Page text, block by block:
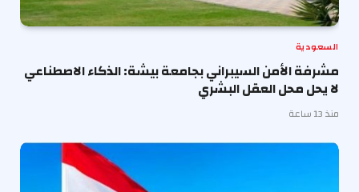
السعودية
مشرفة الأمن السيبراني بجامعة بيشة: الذكاء الاصطناعي
لا يحل محل العقل البشري
منذ 13 ساعة